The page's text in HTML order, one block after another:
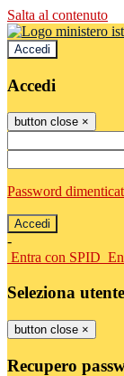
Salta al contenuto
Accedi
Accedi
button close ×
Password
-
Entra con SPID
Seleziona utente
button close ×
Recupero